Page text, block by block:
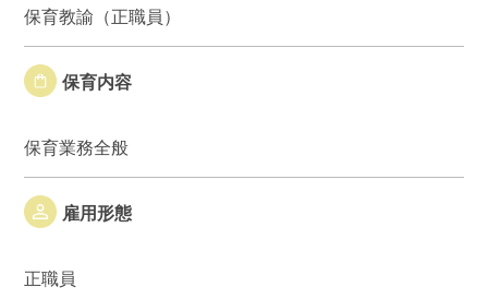
保育教諭（正職員）
保育内容
保育業務全般
雇用形態
正職員